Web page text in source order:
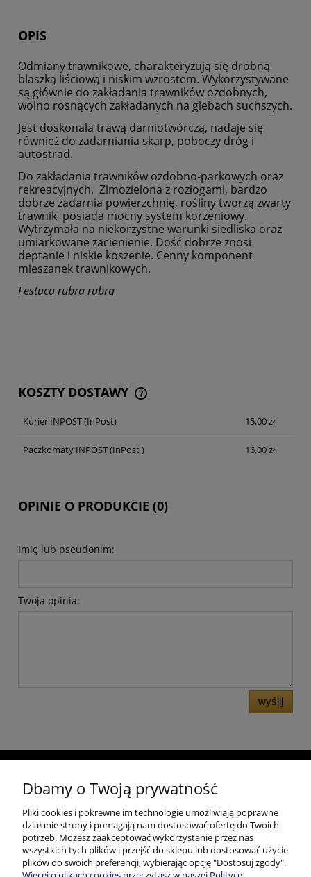
OPIS
Odmiany trawnikowe, charakteryzują się drobną
blaszką liściową i niskim wzrostem. Wykorzystywane
są głównie do zakładania trawników ozdobnych,
wolno rosnących zakładanych na glebach suchszych.
Jest doskonała trawą darniotwórczą, nadaje się
również do zadarniania skarp, poboczy dróg i
autostrad.
Do zakładania trawników ozdobno-parkowych oraz
rekreacyjnych. Zimozielona z rozłogami, bardzo
dobrze zadarnia powierzchnię, rośliny tworzą zwarty
trawnik, posiada mocny system korzeniowy.
Wytrzymała na niekorzystne warunki siedliska oraz
umiarkowane zacienienie. Dość dobrze znosi
deptanie i niskie koszenie. Cenny komponent
mieszanek trawnikowych.
Festuca rubra rubra
KOSZTY DOSTAWY
CENA NIE ZAWIERA EWENTUALNYCH KOSZTÓW
Kurier INPOST(InPost) 15,00 zł
Paczkomaty INPOST(InPost ) 16,00 zł
OPINIE O PRODUKCIE (0)
Imię lub pseudonim:
Twoja opinia:
wyślij
Porady
Moje konto
Dbamy o Twoją prywatność
Pliki cookies i pokrewne im technologie umożliwiają poprawne
działanie strony i pomagają nam dostosować ofertę do Twoich
potrzeb. Możesz zaakceptować wykorzystanie przez nas
wszystkich tych plików i przejść do sklepu lub dostosować użycie
plików do swoich preferencji, wybierając opcję "Dostosuj zgody".